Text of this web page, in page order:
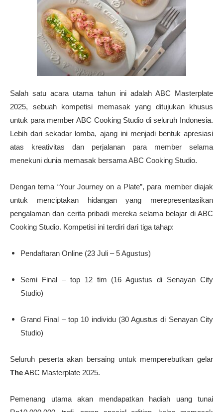
Salah satu acara utama tahun ini adalah ABC Masterplate
2025, sebuah kompetisi memasak yang ditujukan khusus
untuk para member ABC Cooking Studio di seluruh Indonesia.
Lebih dari sekadar lomba, ajang ini menjadi bentuk apresiasi
atas kreativitas dan perjalanan para member selama
menekuni dunia memasak bersama ABC Cooking Studio.
Dengan tema “Your Journey on a Plate”, para member diajak
untuk menciptakan hidangan yang merepresentasikan
pengalaman dan cerita pribadi mereka selama belajar di ABC
Cooking Studio. Kompetisi ini terdiri dari tiga tahap:
Pendaftaran Online (23 Juli – 5 Agustus)
Semi Final – top 12 tim (16 Agustus di Senayan City
Studio)
Grand Final – top 10 individu (30 Agustus di Senayan City
Studio)
Seluruh peserta akan bersaing untuk memperebutkan gelar
TheABC Masterplate 2025.
Pemenang utama akan mendapatkan hadiah uang tunai